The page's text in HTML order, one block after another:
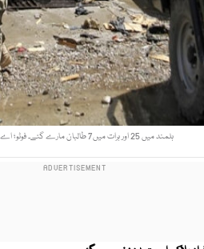
ہلمند میں 25 اور ہرات میں7 طالبان مارے گئے۔ فوٹو؛ اے ایف پی